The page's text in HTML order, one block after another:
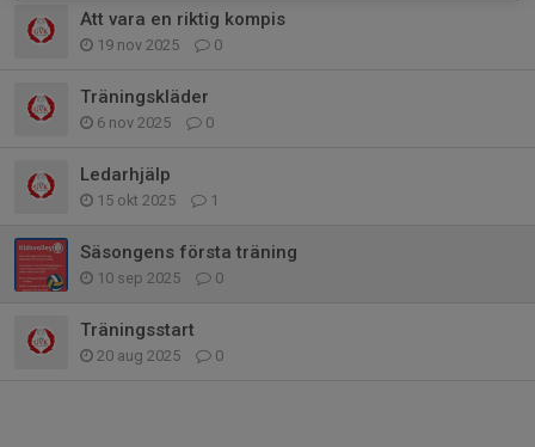
Att vara en riktig kompis
19 nov 2025 0
Träningskläder
6 nov 2025 0
Ledarhjälp
15 okt 2025 1
Säsongens första träning
10 sep 2025 0
Träningsstart
20 aug 2025 0